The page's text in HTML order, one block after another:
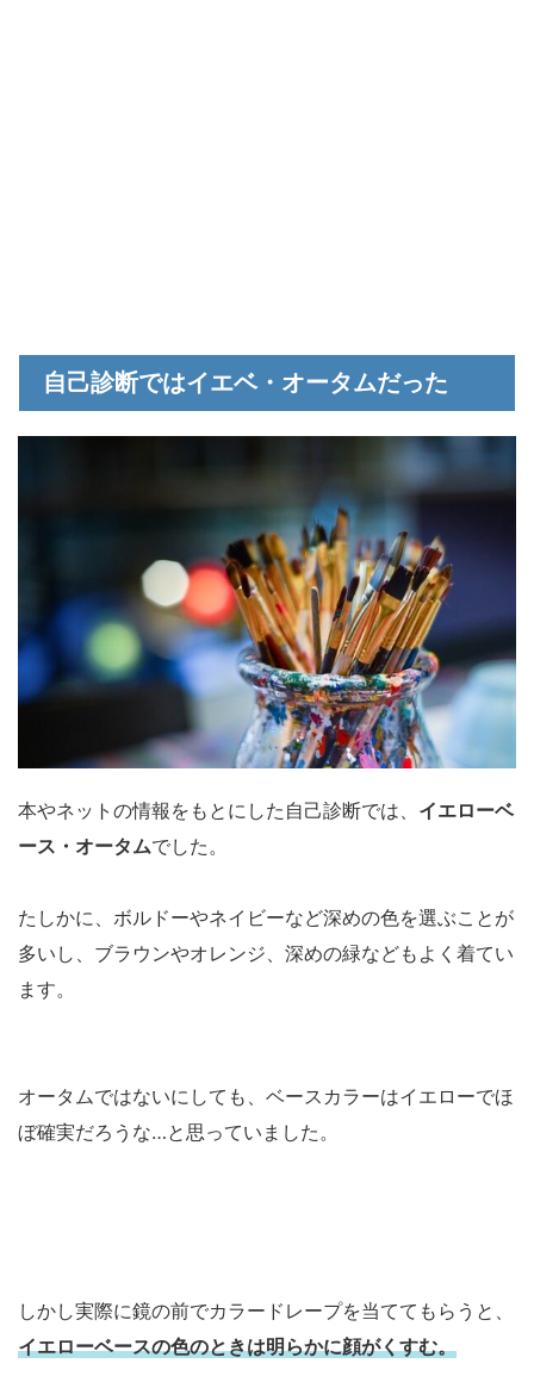
自己診断ではイエベ・オータムだった
本やネットの情報をもとにした自己診断では、 イエローベ
ース・オータムでした。
たしかに、ボルドーやネイビーなど深めの色を選ぶことが
多いし、ブラウンやオレンジ、深めの緑などもよく着てい
ます。
オータムではないにしても、ベースカラーはイエローでほ
ぼ確実だろうな…と思っていました。
しかし実際に鏡の前でカラードレープを当ててもらうと、
イエローベースの色のときは明らかに顔がくすむ。